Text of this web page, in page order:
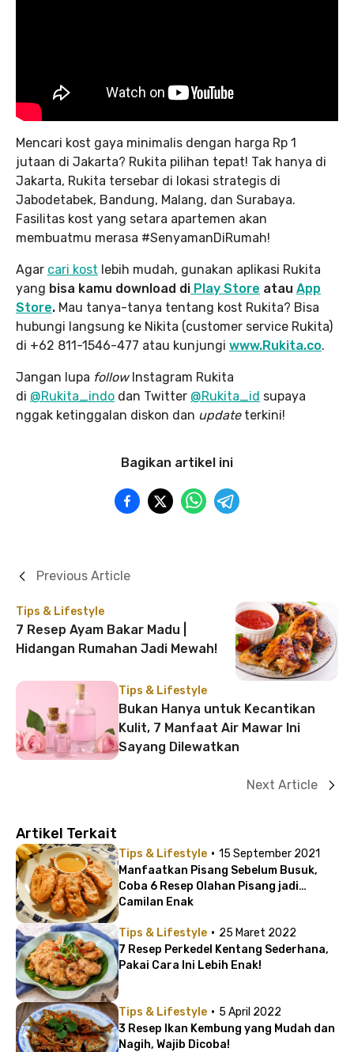
Mencari kost gaya minimalis dengan harga Rp 1
jutaan di Jakarta? Rukita pilihan tepat! Tak hanya di
Jakarta, Rukita tersebar di lokasi strategis di
Jabodetabek, Bandung, Malang, dan Surabaya.
Fasilitas kost yang setara apartemen akan
membuatmu merasa #SenyamanDiRumah!
Agar cari kost lebih mudah, gunakan aplikasi Rukita
yang bisa kamu download di Play Store atau App
Store. Mau tanya-tanya tentang kost Rukita? Bisa
hubungi langsung ke Nikita (customer service Rukita)
di +62 811-1546-477 atau kunjungi www.Rukita.co.
Jangan lupa followInstagram Rukita
di @Rukita_indo dan Twitter @Rukita_id supaya
nggak ketinggalan diskon dan update terkini!
Bagikan artikel ini
Tips & Lifestyle
7 Resep Ayam Bakar Madu |
Hidangan Rumahan Jadi Mewah!
Previous Article
Tips & Lifestyle
Bukan Hanya untuk Kecantikan
Kulit, 7 Manfaat Air Mawar Ini
Sayang Dilewatkan
Next Article
Artikel Terkait
Tips & Lifestyle · 15 September 2021
Manfaatkan Pisang Sebelum Busuk,
Coba 6 Resep Olahan Pisang jadi
Camilan Enak
Tips & Lifestyle · 25 Maret 2022
7 Resep Perkedel Kentang Sederhana,
Pakai Cara Ini Lebih Enak!
Tips & Lifestyle · 5 April 2022
3 Resep Ikan Kembung yang Mudah dan
Nagih, Wajib Dicoba!